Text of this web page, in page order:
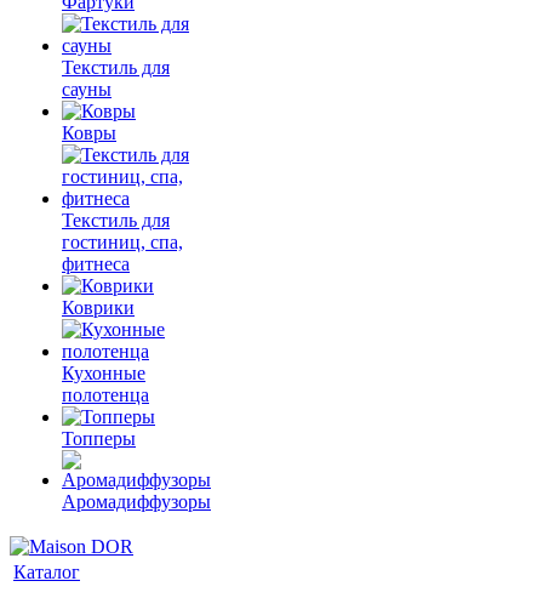
Текстиль для
сауны
Ковры
Текстиль для
гостиниц, спа,
фитнеса
Коврики
Кухонные
полотенца
Топперы
Аромадиффузоры
Каталог